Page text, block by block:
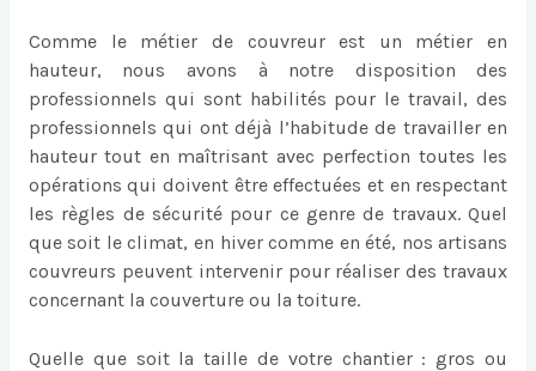
Comme le métier de couvreur est un métier en
hauteur, nous avons à notre disposition des
professionnels qui sont habilités pour le travail, des
professionnels qui ont déjà l’habitude de travailler en
hauteur tout en maîtrisant avec perfection toutes les
opérations qui doivent être effectuées et en respectant
les règles de sécurité pour ce genre de travaux. Quel
que soit le climat, en hiver comme en été, nos artisans
couvreurs peuvent intervenir pour réaliser des travaux
concernant la couverture ou la toiture.
Quelle que soit la taille de votre chantier : gros ou